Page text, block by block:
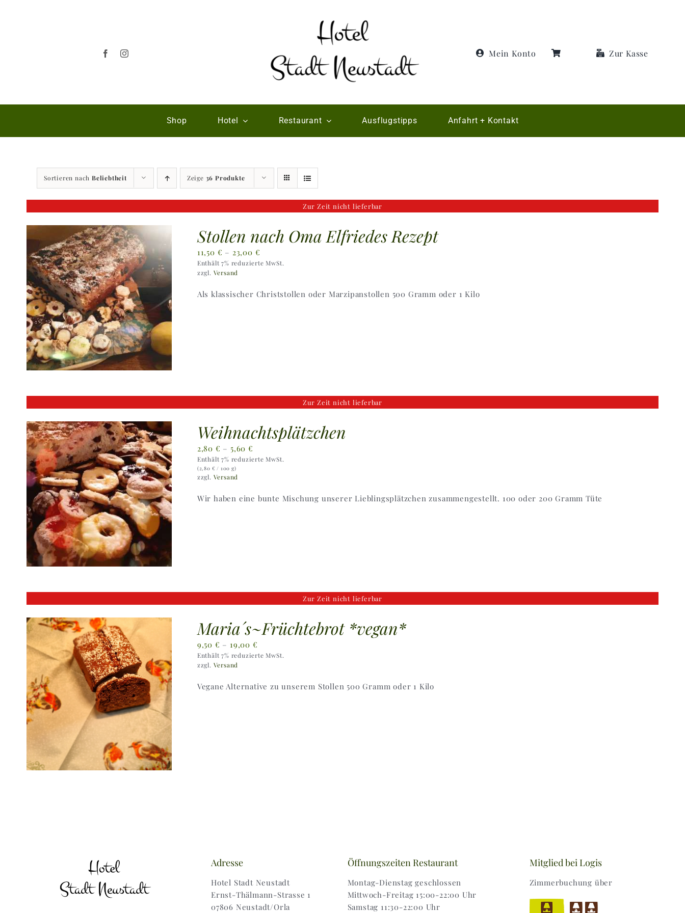
Mein Konto Zur Kasse
Shop Hotel Restaurant Ausflugstipps Anfahrt + Kontakt
Sortieren nach Beliebtheit Zeige 36 Produkte
Zur Zeit nicht lieferbar
Stollen nach Oma Elfriedes Rezept
11,50 € – 23,00 €
11,50 €
Enthält 7% reduzierte MwSt.
zzgl. Versand
Als klassischer Christstollen oder Marzipanstollen 500 Gramm oder 1 Kilo
Zur Zeit nicht lieferbar
Weihnachtsplätzchen
2,80 € – 5,60€
2,80 €
Enthält 7% reduzierte MwSt.
(2,80 € / 100 g)
zzgl. Versand
Wir haben eine bunte Mischung unserer Lieblingsplätzchen zusammengestellt. 100 oder 200 Gramm Tüte
Zur Zeit nicht lieferbar
Maria´s~Früchtebrot *vegan*
9,50 € – 19,00 €
9,50 €
Enthält 7% reduzierte MwSt.
zzgl. Versand
Vegane Alternative zu unserem Stollen 500 Gramm oder 1 Kilo
Adresse
Hotel Stadt Neustadt
Ernst-Thälmann-Strasse 1
07806 Neustadt/Orla
Öffnungszeiten Restaurant
Montag-Dienstag geschlossen
Mittwoch-Freitag 15:00-22:00 Uhr
Samstag 11:30-22:00 Uhr
Mitglied bei Logis
Zimmerbuchung über